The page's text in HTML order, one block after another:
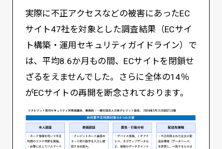
実際に不正アクセスなどの被害にあったEC
サイト47社を対象とした調査結果（ECサイ
ト構築・運用セキュリティガイドライン）で
は、平均8.6か月もの間、ECサイトを閉鎖せ
ざるをえませんでした。さらに全体の14％
がECサイトの再開を断念されております。